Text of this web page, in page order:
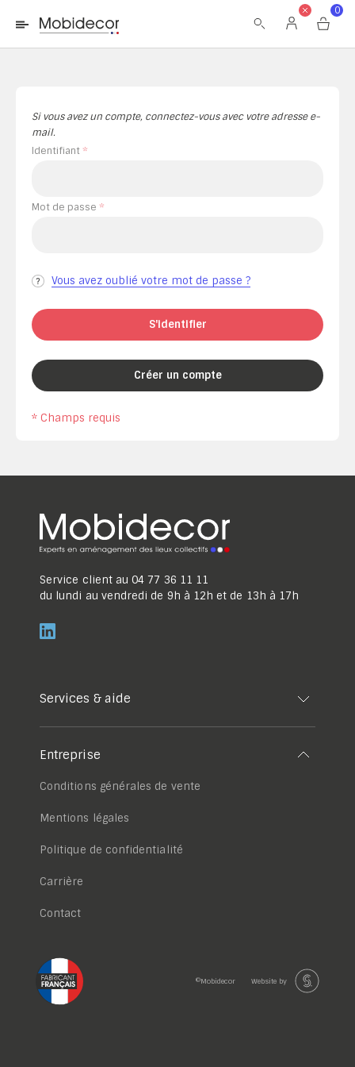
La boutique ne fonctionnera pas correctement dans le cas où
les cookies sont désactivés.
0
Si vous avez un compte, connectez-vous avec votre adresse e-
mail.
Identifiant
Mot de passe
Vous avez oublié votre mot de passe ?
S'identifier
Créer un compte
* Champs requis
Service client au 04 77 36 11 11
du lundi au vendredi de 9h à 12h et de 13h à 17h
Services & aide
Entreprise
Conditions générales de vente
Mentions légales
Politique de confidentialité
Carrière
Contact
©Mobidecor Website by